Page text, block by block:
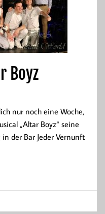
Boyz
nur noch eine Woche,
„Altar Boyz“ seine
der Bar Jeder Vernunft